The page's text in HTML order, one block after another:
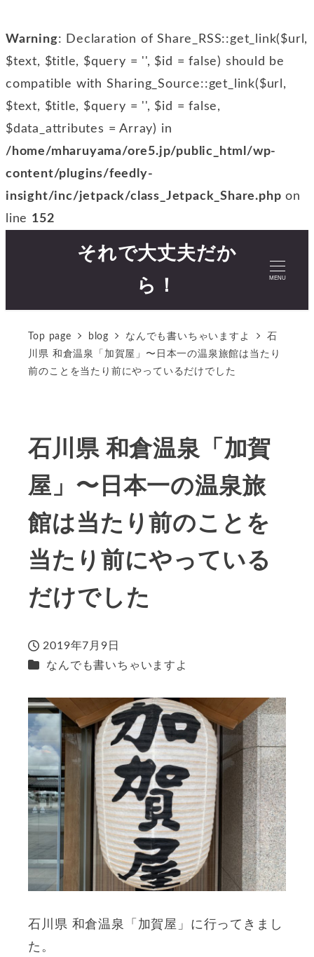
Warning: Declaration of Share_RSS::get_link($url,
$text, $title, $query = '', $id = false) should be
compatible with Sharing_Source::get_link($url,
$text, $title, $query = '', $id = false,
$data_attributes = Array) in
/home/mharuyama/ore5.jp/public_html/wp-
content/plugins/feedly-
insight/inc/jetpack/class_Jetpack_Share.php on
line 152
それで大丈夫だか
ら！
MENU
Top page blog なんでも書いちゃいますよ
石
川県 和倉温泉「加賀屋」〜日本一の温泉旅館は当たり
前のことを当たり前にやっているだけでした
石川県 和倉温泉「加賀
屋」〜日本一の温泉旅
館は当たり前のことを
当たり前にやっている
だけでした
投稿日
2019年7月9日
カテゴリー
なんでも書いちゃいますよ
石川県 和倉温泉「加賀屋」に行ってきまし
た。